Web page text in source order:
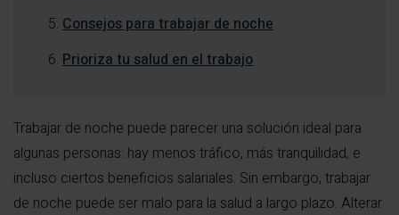
Consejos para trabajar de noche
Prioriza tu salud en el trabajo
Trabajar de noche puede parecer una solución ideal para
algunas personas: hay menos tráfico, más tranquilidad, e
incluso ciertos beneficios salariales. Sin embargo, trabajar
de noche puede ser malo para la salud a largo plazo. Alterar